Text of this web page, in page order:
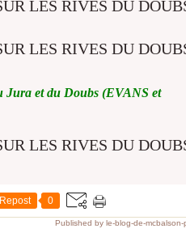
Jura et du Doubs (EVANS et
Repost 0
Published by le-blog-de-mcbalson-